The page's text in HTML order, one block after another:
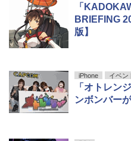
「
BRIEFING
版】
iPhone イベン
「オトレン
ンボンバー